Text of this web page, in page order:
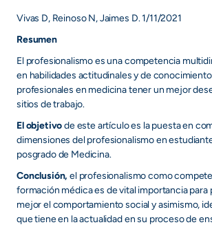
Vivas D, Reinoso N, Jaimes D. 1/11/2021
Resumen
El profesionalismo es una competencia
en habilidades actitudinales y de
profesionales en medicina tener un mejor
sitios de trabajo.
El objetivode este artículo es la puesta en
dimensiones del profesionalismo en
posgrado de Medicina.
Conclusión, el profesionalismo como
formación médica es de vital importancia
mejor el comportamiento social y asimismo,
que tiene en la actualidad en su proceso de